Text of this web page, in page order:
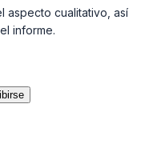
aspecto cualitativo, así
informe.